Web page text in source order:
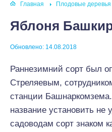
Главная Плодовые деревья
Яблоня
Обновлено: 14.08.2018
Раннезимний сорт был
Стреляевым,
станции
название установить не
садоводам сорт знаком